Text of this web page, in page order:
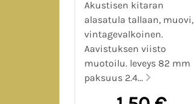
Akustisen kitaran
alasatula tallaan, muovi,
vintagevalkoinen.
Aavistuksen viisto
muotoilu. leveys 82 mm
paksuus 2.4...